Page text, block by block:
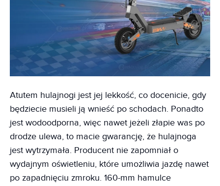
Atutem hulajnogi jest jej lekkość, co docenicie, gdy
będziecie musieli ją wnieść po schodach. Ponadto
jest wodoodporna, więc nawet jeżeli złapie was po
drodze ulewa, to macie gwarancję, że hulajnoga
jest wytrzymała. Producent nie zapomniał o
wydajnym oświetleniu, które umożliwia jazdę nawet
po zapadnięciu zmroku. 160-mm hamulce